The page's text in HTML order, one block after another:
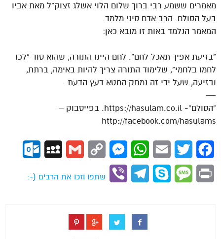
מאמרים ששמע רבי ברוך שלום הלוי אשלג זצוק”ל מאת אביו
בעל הסולם. הרב אדם סיני מלמד.
המאמר הנלמד באות זו מובא כאן:
“בזיעת אפיך תאכל לחם”. לחם היינו התורה, שהוא סוד “לכו
לחמו בלחמי”, שלימוד התורה צריך להיות באימה, ברתת,
ובזיעה, שעל ידי זה נמתק החטא דעץ הדעת.
—
“הסולם”- https://hasulam.co.il. בפייסבוק –
http://facebook.com/hasulams
Facebook
Twitter
Email
WhatsApp
Messenger
Copy
Gmail
MySpace
Print
Message
Skype
Telegram
Viber
שתפו וזכו את הרבים (-: